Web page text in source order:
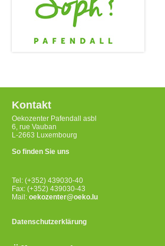
Kontakt
Oekozenter Pafendall asbl
6, rue Vauban
L-2663 Luxembourg
So finden Sie uns
Tel: (+352) 439030-40
Fax: (+352) 439030-43
Mail: oekozenter@oeko.lu
Datenschutzerklärung